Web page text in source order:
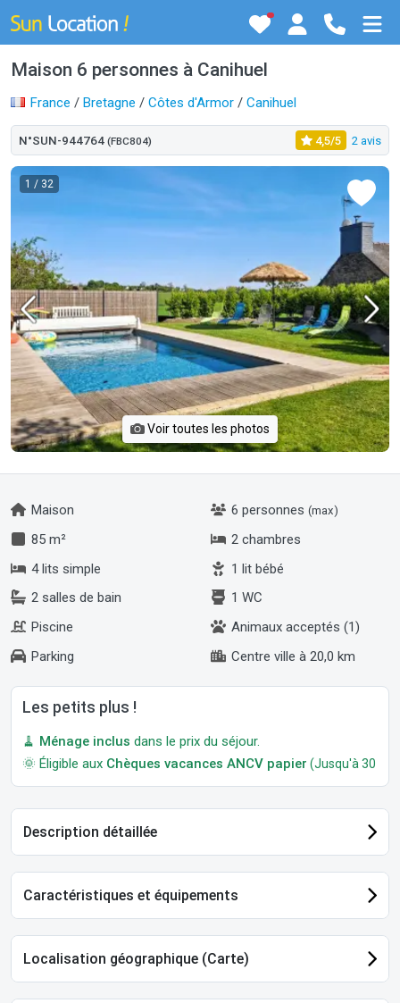
Maison 6 personnes à Canihuel
France / Bretagne / Côtes d'Armor / Canihuel
N°SUN-944764 (FBC804) 4,5/5 2 avis
1 / 32
Voir toutes les photos
Maison 6 personnes (max)
85 m²
2 chambres
4 lits simple
1 lit bébé
2 salles de bain
1 WC
Piscine
Animaux acceptés (1)
Parking
Centre ville à 20,0 km
Les petits plus !
🧹 Ménage inclus dans le prix du séjour.
🌞 Éligible aux Chèques vacances ANCV papier (Jusqu'à 30
Description détaillée
Caractéristiques et équipements
Localisation géographique (Carte)